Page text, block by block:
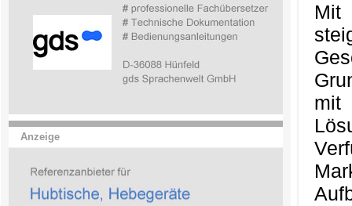
Anzeige
Mit
mit